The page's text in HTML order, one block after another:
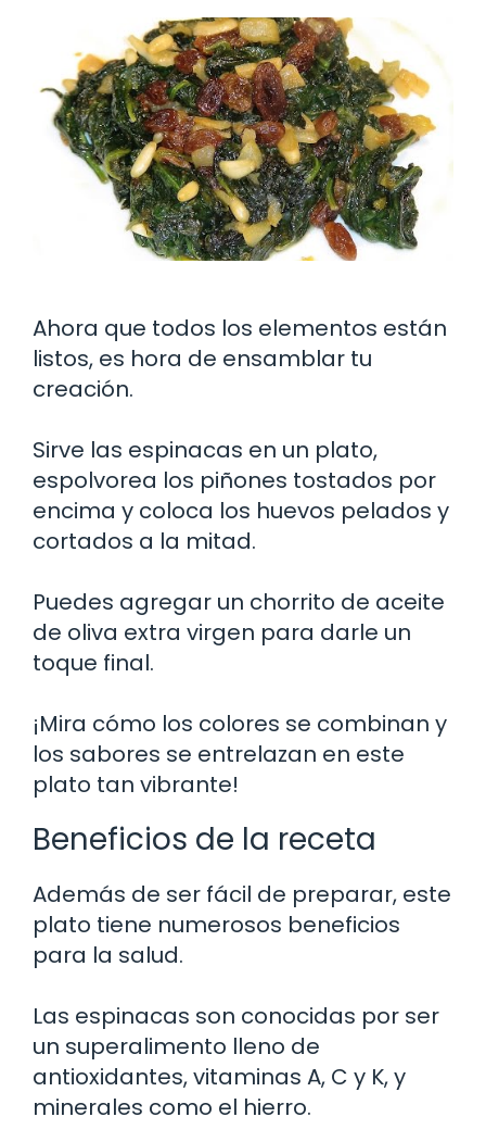
Ahora que todos los elementos están
listos, es hora de ensamblar tu
creación.
Sirve las espinacas en un plato,
espolvorea los piñones tostados por
encima y coloca los huevos pelados y
cortados a la mitad.
Puedes agregar un chorrito de aceite
de oliva extra virgen para darle un
toque final.
¡Mira cómo los colores se combinan y
los sabores se entrelazan en este
plato tan vibrante!
Beneficios de la receta
Además de ser fácil de preparar, este
plato tiene numerosos beneficios
para la salud.
Las espinacas son conocidas por ser
un superalimento lleno de
antioxidantes, vitaminas A, C y K, y
minerales como el hierro.